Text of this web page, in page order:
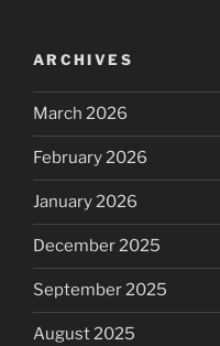
ARCHIVES
March 2026
February 2026
January 2026
December 2025
September 2025
August 2025